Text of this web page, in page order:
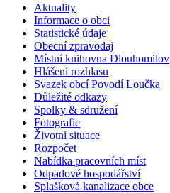
Aktuality
Informace o obci
Statistické údaje
Obecní zpravodaj
Místní knihovna Dlouhomilov
Hlášení rozhlasu
Svazek obcí Povodí Loučka
Důležité odkazy
Spolky & sdružení
Fotografie
Životní situace
Rozpočet
Nabídka pracovních míst
Odpadové hospodářství
Splašková kanalizace obce